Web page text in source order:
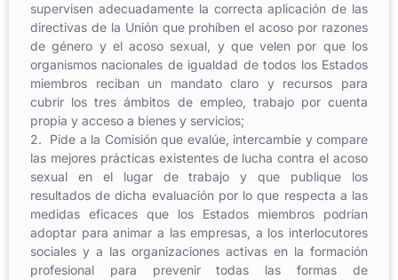
supervisen adecuadamente la correcta aplicación de las
directivas de la Unión que prohíben el acoso por razones
de género y el acoso sexual, y que velen por que los
organismos nacionales de igualdad de todos los Estados
miembros reciban un mandato claro y recursos para
cubrir los tres ámbitos de empleo, trabajo por cuenta
propia y acceso a bienes y servicios;
2. Pide a la Comisión que evalúe, intercambie y compare
las mejores prácticas existentes de lucha contra el acoso
sexual en el lugar de trabajo y que publique los
resultados de dicha evaluación por lo que respecta a las
medidas eficaces que los Estados miembros podrían
adoptar para animar a las empresas, a los interlocutores
sociales y a las organizaciones activas en la formación
profesional para prevenir todas las formas de